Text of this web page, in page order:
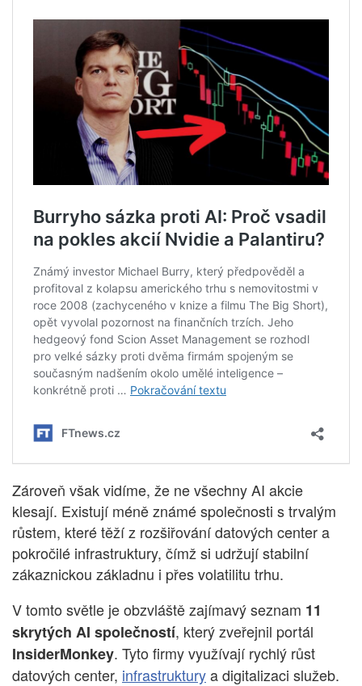
Zároveň však vidíme, že ne všechny AI akcie
klesají. Existují méně známé společnosti s trvalým
růstem, které těží z rozšiřování datových center a
pokročilé infrastruktury, čímž si udržují stabilní
zákaznickou základnu i přes volatilitu trhu.
V tomto světle je obzvláště zajímavý seznam 11
skrytých AI společností, který zveřejnil portál
InsiderMonkey. Tyto firmy využívají rychlý růst
datových center, infrastrukturya digitalizaci služeb.